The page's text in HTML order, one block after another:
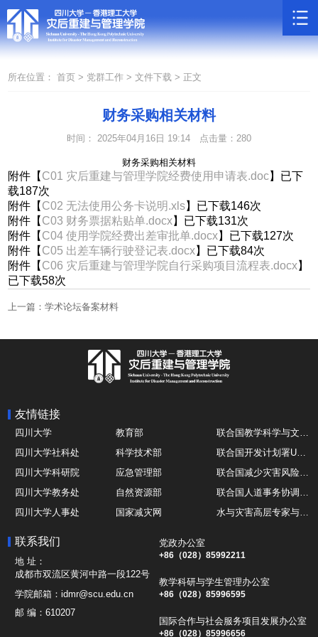
所在位置： 首页 > 党群工作 >文件下载 > 正文
财务采购相关材料
时间： 2025年04月16日 19:14 点击量： 280
财务采购相关材料
附件【 C01 灾后重建与管理学院经费使用申请表.doc】已下
载187次
附件【 C02 无法使用公务卡说明.xls】已下载146次
附件【 C03 财务票据粘贴单.docx】已下载131次
附件【 C04 使用学院经费出差审批单.docx】已下载127次
附件【 C05 出差车辆行驶登记表.docx】已下载84次
附件【 C06 灾后重建与管理学院自行采购项目流程表.docx】
已下载58次
上一篇：学术论坛备案材料
友情链接
四川大学 教育部
联合国教学科学与文化组织UNESCO
四川大学社科处
科学技术部
联合国开发计划署UNDP
四川大学科研院
应急管理部
联合国减少灾害风险办公室UNDRR
四川大学教务处
自然资源部
联合国人道事务协调厅OCHA
四川大学人事处
国家减灾网
水与灾害高层专家与领导组 HELP
地震与火山研究室
联系我们
地 址：
成都市双流区黄河中路一段122号
学院邮箱：idmr@scu.edu.cn
邮 编：610207
党政办公室
+86（028）85992211
教学科研与学生管理办公室
+86（028）85996595
国际合作与社会服务项目发展办公室
+86（028）85996656